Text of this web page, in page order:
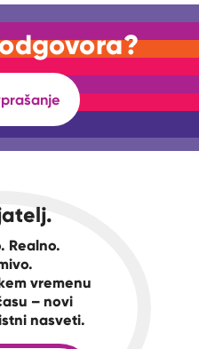
Realno.
vremenu
– novi
nasveti.